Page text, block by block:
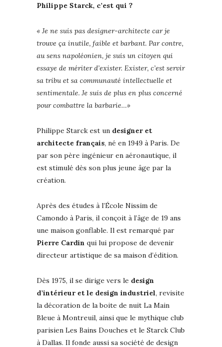
Philippe Starck, c’est qui ?
« Je ne suis pas designer-architecte car je
trouve ça inutile, faible et barbant. Par contre,
au sens napoléonien, je suis un citoyen qui
essaye de mériter d’exister. Exister, c’est servir
sa tribu et sa communauté intellectuelle et
sentimentale. Je suis de plus en plus concerné
pour combattre la barbarie…»
Philippe Starck est un designer et
architecte français, né en 1949 à Paris. De
par son père ingénieur en aéronautique, il
est stimulé dès son plus jeune âge par la
création.
Après des études à l’École Nissim de
Camondo à Paris, il conçoit à l’âge de 19 ans
une maison gonflable. Il est remarqué par
Pierre Cardin qui lui propose de devenir
directeur artistique de sa maison d’édition.
Dès 1975, il se dirige vers le design
d’intérieur et le design industriel, revisite
la décoration de la boite de nuit La Main
Bleue à Montreuil, ainsi que le mythique club
parisien Les Bains Douches et le Starck Club
à Dallas. Il fonde aussi sa société de design